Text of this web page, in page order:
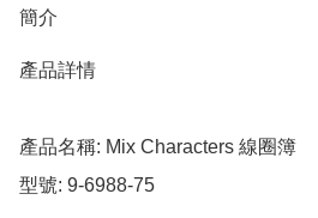
簡介
產品詳情
產品名稱: Mix Characters 線圈簿
型號: 9-6988-75